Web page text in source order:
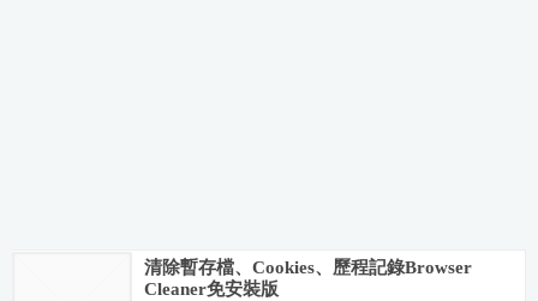
清除暫存檔、Cookies、歷程記錄Browser
Cleaner免安裝版